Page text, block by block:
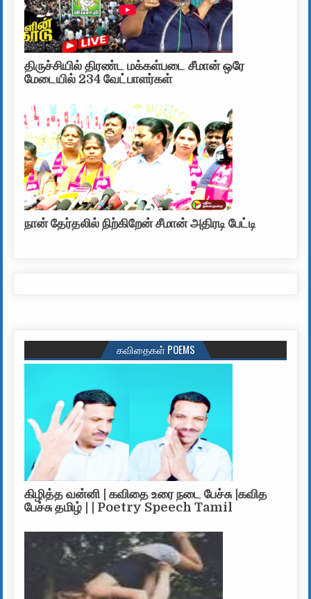
திருச்சியில் திரண்ட மக்கள்படை சீமான் ஒரே
மேடையில் 234 வேட்பாளர்கள்
நான் தேர்தலில் நிற்கிறேன் சீமான் அதிரடி பேட்டி
கவிதைகள் POEMS
கிழித்த வன்னி | கவிதை உரை நடை பேச்சு |கவித
பேச்சு தமிழ் | | Poetry Speech Tamil